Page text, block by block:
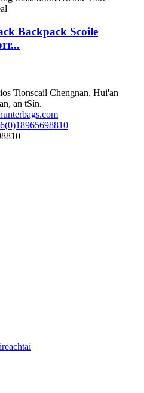
Backpack Scoile
Tionscail Chengnan, Hui'an
an tSín.